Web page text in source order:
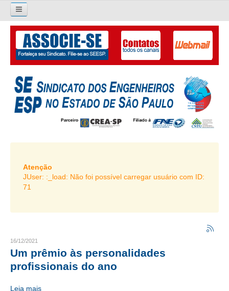
Pesquisar...
O SINDICATO
APRESENTAÇÃO
PALAVRA DO PRESIDENTE
DIRETORIA
LIVRO GESTÃO 2026-2029
SUBSEDES SINDICAIS
CRESCE BRASIL
CONSELHO TECNOLÓGICO
HISTÓRICO E ATUAÇÃO
Atenção
JUser: :_load: Não foi possível carregar usuário com ID:
71
16/12/2021
Um prêmio às personalidades
profissionais do ano
Leia mais